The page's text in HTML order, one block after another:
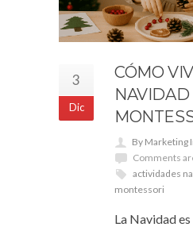
3
Dic
CÓMO
NAVIDAD
By Marketing
Comments
actividades
montessori
La Navidad